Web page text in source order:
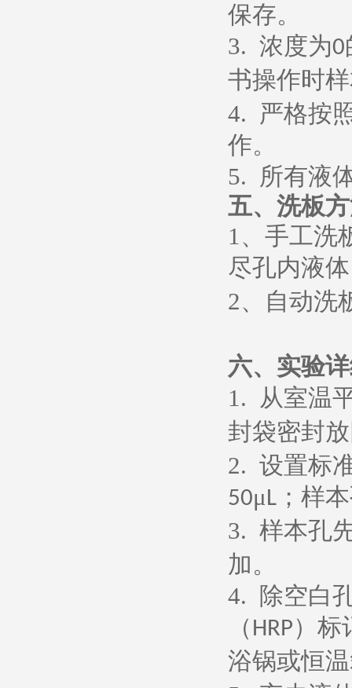
保存。
3. 浓度为0
书操作时
4. 严格按
作。
5. 所有液
五、 洗板
1、 手工洗
尽孔内液
2、 自动洗
六、 实验
1. 从室温
封袋密封
2. 设置标
50μL ；样
3. 样本孔
加。
4. 除空白
（ HRP）标
浴锅或恒